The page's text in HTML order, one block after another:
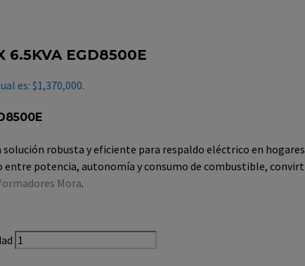
6.5KVA EGD8500E
es: $1,370,000.
solución robusta y eficiente para respaldo eléctrico en
potencia, autonomía y consumo de combustible,
Mora.